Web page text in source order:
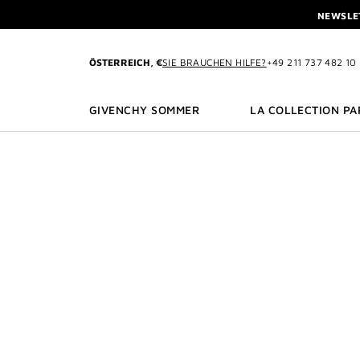
PROFITIEREN SIE
ÖSTERREICH, €SIE BRAUCHEN HILFE? +49 211 737 482 10
GIVENCHY SOMMER LA COLLECTION